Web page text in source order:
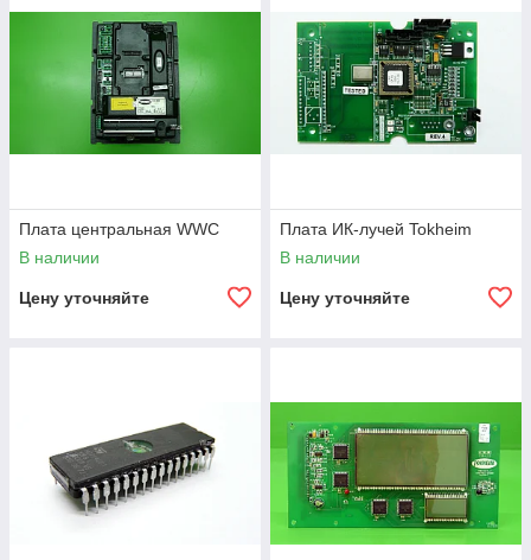
Плата центральная WWC
В наличии
Цену уточняйте
Плата ИК-лучей Tokheim
В наличии
Цену уточняйте